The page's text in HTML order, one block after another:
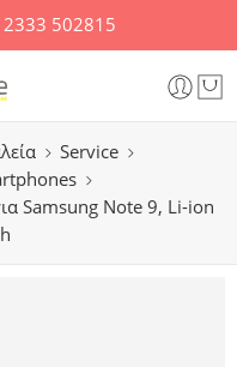
2333 502815
Service
Samsung Note 9, Li-ion